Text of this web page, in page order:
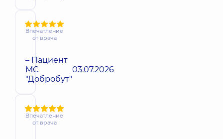
Впечатление
от врача
– Пациент
МС
"Добробут"
03.07.2026
Впечатление
от врача